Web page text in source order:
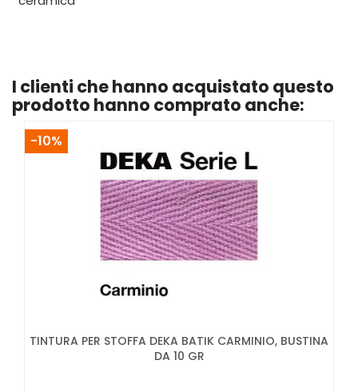
I clienti che hanno acquistato questo
prodotto hanno comprato anche:
TINTURA PER STOFFA DEKA BATIK CARMINIO, BUSTINA
DA 10 GR
-10%